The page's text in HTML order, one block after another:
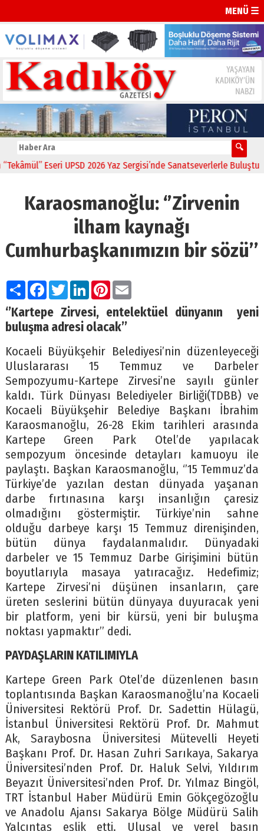
MENÜ ☰
Eseri UPSD 2026 Yaz Sergisi’nde Sanatseverlerle Buluştu 11:21
Karaosmanoğlu: ‘’Zirvenin
ilham kaynağı
Cumhurbaşkanımızın bir sözü’’
PaylaşFacebook
TwitterLinkedIn
Pinterest
Email
‘’Kartepe Zirvesi, entelektüel dünyanınyeni
buluşma adresi olacak’’
Kocaeli Büyükşehir Belediyesi’nin düzenleyeceği
Uluslararası 15 Temmuz ve Darbeler
Sempozyumu-Kartepe Zirvesi’ne sayılı günler
kaldı. Türk Dünyası Belediyeler Birliği(TDBB) ve
Kocaeli Büyükşehir Belediye Başkanı İbrahim
Karaosmanoğlu, 26-28 Ekim tarihleri arasında
Kartepe Green Park Otel’de yapılacak
sempozyum öncesinde detayları kamuoyu ile
paylaştı. Başkan Karaosmanoğlu, ‘’15 Temmuz’da
Türkiye’de yazılan destan dünyada yaşanan
darbe fırtınasına karşı insanlığın çaresiz
olmadığını göstermiştir. Türkiye’nin sahne
olduğu darbeye karşı 15 Temmuz direnişinden,
bütün dünya faydalanmalıdır. Dünyadaki
darbeler ve 15 Temmuz Darbe Girişimini bütün
boyutlarıyla masaya yatıracağız. Hedefimiz;
Kartepe Zirvesi’ni düşünen insanların, çare
üreten seslerini bütün dünyaya duyuracak yeni
bir platform, yeni bir kürsü, yeni bir buluşma
noktası yapmaktır’’ dedi.
PAYDAŞLARIN KATILIMIYLA
Kartepe Green Park Otel’de düzenlenen basın
toplantısında Başkan Karaosmanoğlu’na Kocaeli
Üniversitesi Rektörü Prof. Dr. Sadettin Hülagü,
İstanbul Üniversitesi Rektörü Prof. Dr. Mahmut
Ak, Saraybosna Üniversitesi Mütevelli Heyeti
Başkanı Prof. Dr. Hasan Zuhri Sarıkaya, Sakarya
Üniversitesi’nden Prof. Dr. Haluk Selvi, Yıldırım
Beyazıt Üniversitesi’nden Prof. Dr. Yılmaz Bingöl,
TRT İstanbul Haber Müdürü Emin Gökçegözoğlu
ve Anadolu Ajansı Sakarya Bölge Müdürü Salih
Yalçıntaş eşlik etti. Ulusal ve yerel basın